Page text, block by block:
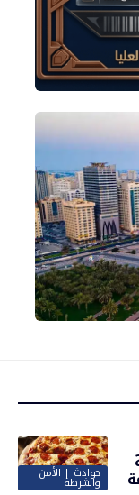
حوادث | الأمن
والشرطة